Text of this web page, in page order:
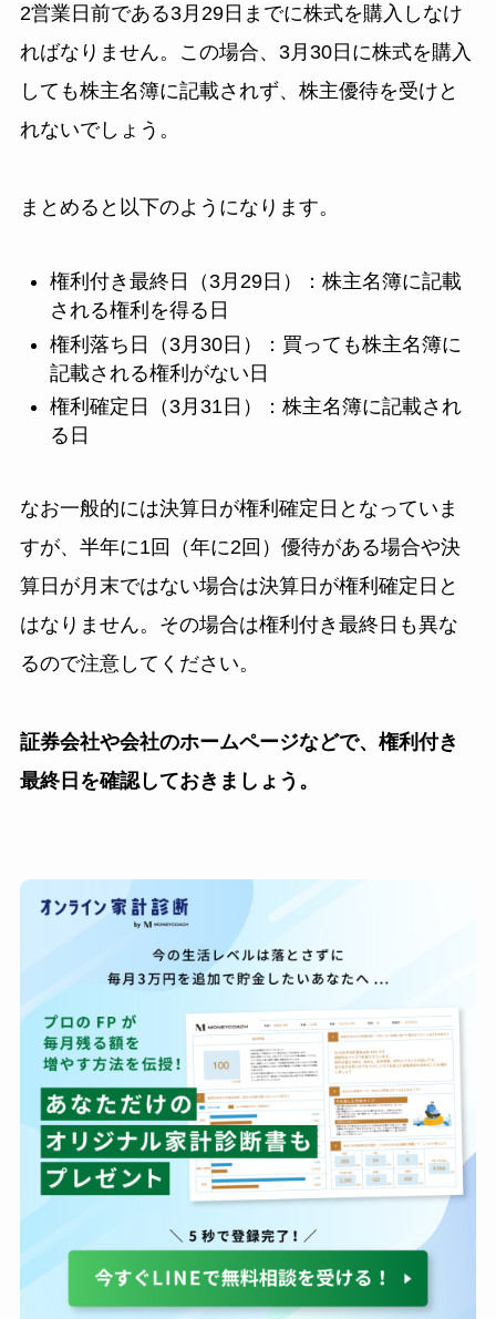
2営業日前である3月29日までに株式を購入しなけ
ればなりません。この場合、3月30日に株式を購入
しても株主名簿に記載されず、株主優待を受けと
れないでしょう。
まとめると以下のようになります。
権利付き最終日（3月29日）：株主名簿に記載
される権利を得る日
権利落ち日（3月30日）：買っても株主名簿に
記載される権利がない日
権利確定日（3月31日）：株主名簿に記載され
る日
なお一般的には決算日が権利確定日となっていま
すが、半年に1回（年に2回）優待がある場合や決
算日が月末ではない場合は決算日が権利確定日と
はなりません。その場合は権利付き最終日も異な
るので注意してください。
証券会社や会社のホームページなどで、権利付き
最終日を確認しておきましょう。